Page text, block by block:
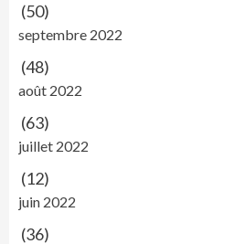
(50)
septembre 2022
(48)
août 2022
(63)
juillet 2022
(12)
juin 2022
(36)